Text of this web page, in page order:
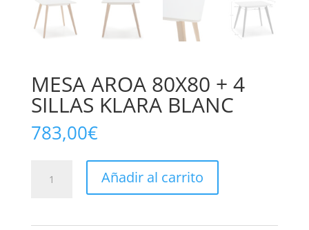
MESA AROA 80X80 + 4
SILLAS KLARA BLANC
783,00€
AROA
Añadir al carrito